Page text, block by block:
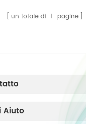
un totale di 1 pagine
Aiuto